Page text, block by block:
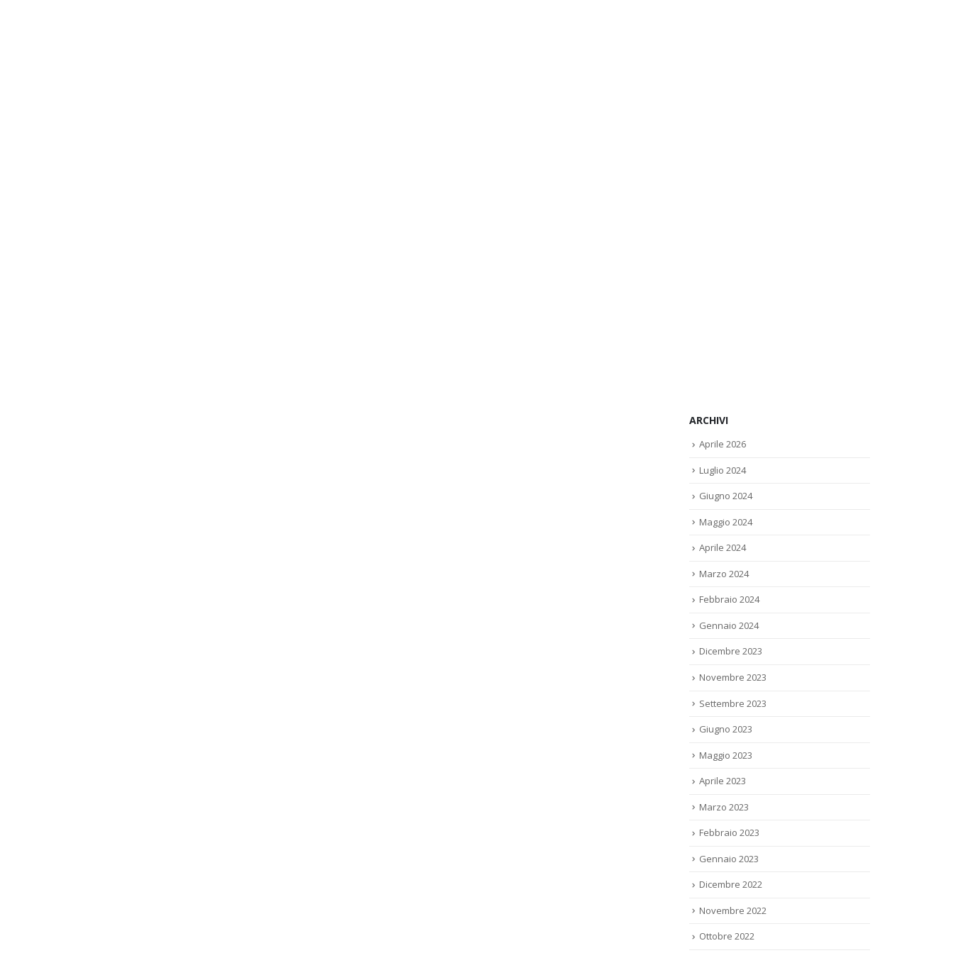
ARCHIVI
Aprile 2026
Luglio 2024
Giugno 2024
Maggio 2024
Aprile 2024
Marzo 2024
Febbraio 2024
Gennaio 2024
Dicembre 2023
Novembre 2023
Settembre 2023
Giugno 2023
Maggio 2023
Aprile 2023
Marzo 2023
Febbraio 2023
Gennaio 2023
Dicembre 2022
Novembre 2022
Ottobre 2022